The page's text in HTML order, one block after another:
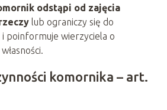
odstąpi od zajęcia
lub ograniczy się do
poinformuje wierzyciela o
komornika – art.